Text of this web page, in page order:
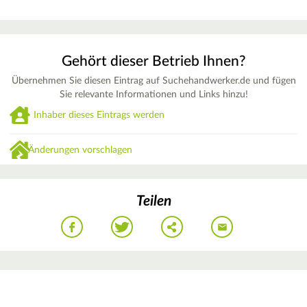
Gehört dieser Betrieb Ihnen?
Übernehmen Sie diesen Eintrag auf Suchehandwerker.de und fügen
Sie relevante Informationen und Links hinzu!
Inhaber dieses Eintrags werden
Änderungen vorschlagen
Teilen